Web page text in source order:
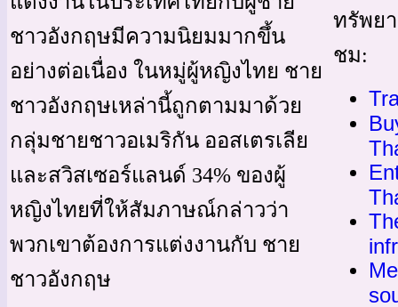
ชาวอังกฤษมีความนิยมมากขึ้น
อย่างต่อเนื่อง ในหมู่ผู้หญิงไทย ชาย
ชาวอังกฤษเหล่านี้ถูกตามมาด้วย
กลุ่มชายชาวอเมริกัน ออสเตรเลีย
และสวิสเซอร์แลนด์ 34% ของผู้
หญิงไทยที่ให้สัมภาษณ์กล่าวว่า
พวกเขาต้องการแต่งงานกับ ชาย
ชาวอังกฤษ
ทรัพย
ชม: